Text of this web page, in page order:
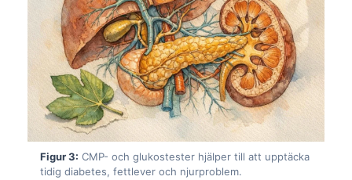
Figur 3: CMP- och glukostester hjälper till att upptäcka
tidig diabetes, fettlever och njurproblem.